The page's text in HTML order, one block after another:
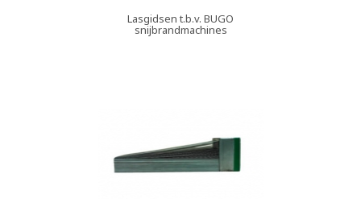
Lasgidsen t.b.v. BUGO
snijbrandmachines